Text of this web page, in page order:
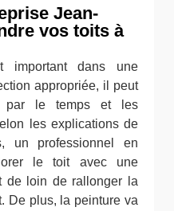
Jean-
vos toits à
important dans une
appropriée, il peut
par le temps et les
les explications de
un professionnel en
le toit avec une
de loin de rallonger la
De plus, la peinture va